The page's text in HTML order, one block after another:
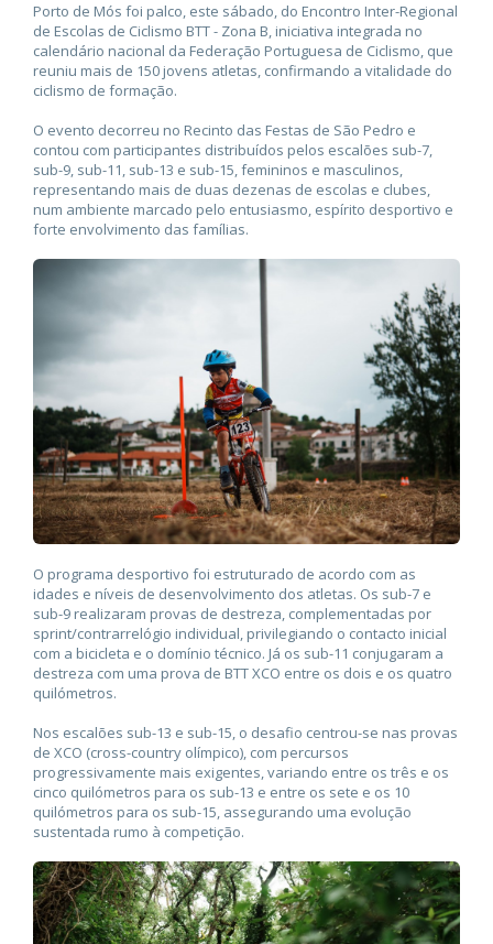
Porto de Mós foi palco, este sábado, do Encontro Inter-Regional
de Escolas de Ciclismo BTT - Zona B, iniciativa integrada no
calendário nacional da Federação Portuguesa de Ciclismo, que
reuniu mais de 150 jovens atletas, confirmando a vitalidade do
ciclismo de formação.
O evento decorreu no Recinto das Festas de São Pedro e
contou com participantes distribuídos pelos escalões sub-7,
sub-9, sub-11, sub-13 e sub-15, femininos e masculinos,
representando mais de duas dezenas de escolas e clubes,
num ambiente marcado pelo entusiasmo, espírito desportivo e
forte envolvimento das famílias.
O programa desportivo foi estruturado de acordo com as
idades e níveis de desenvolvimento dos atletas. Os sub-7 e
sub-9 realizaram provas de destreza, complementadas por
sprint/contrarrelógio individual, privilegiando o contacto inicial
com a bicicleta e o domínio técnico. Já os sub-11 conjugaram a
destreza com uma prova de BTT XCO entre os dois e os quatro
quilómetros.
Nos escalões sub-13 e sub-15, o desafio centrou-se nas provas
de XCO (cross-country olímpico), com percursos
progressivamente mais exigentes, variando entre os três e os
cinco quilómetros para os sub-13 e entre os sete e os 10
quilómetros para os sub-15, assegurando uma evolução
sustentada rumo à competição.